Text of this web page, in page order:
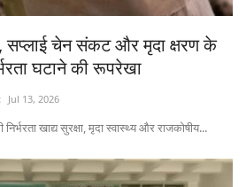
सप्लाई चेन संकट और मृदा क्षरण के
घटाने की रूपरेखा
Jul 13, 2026
खाद्य सुरक्षा, मृदा स्वास्थ्य और राजकोषीय...